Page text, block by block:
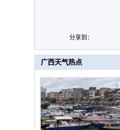
分享到：
广西天气热点